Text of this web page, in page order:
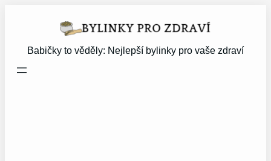
Babičky to věděly: Nejlepší bylinky pro vaše zdraví